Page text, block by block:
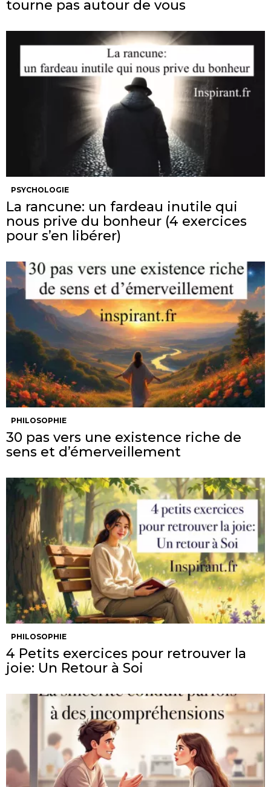
tourne pas autour de vous
PSYCHOLOGIE
La rancune: un fardeau inutile qui
nous prive du bonheur (4 exercices
pour s’en libérer)
PHILOSOPHIE
30 pas vers une existence riche de
sens et d’émerveillement
PHILOSOPHIE
4 Petits exercices pour retrouver la
joie: Un Retour à Soi